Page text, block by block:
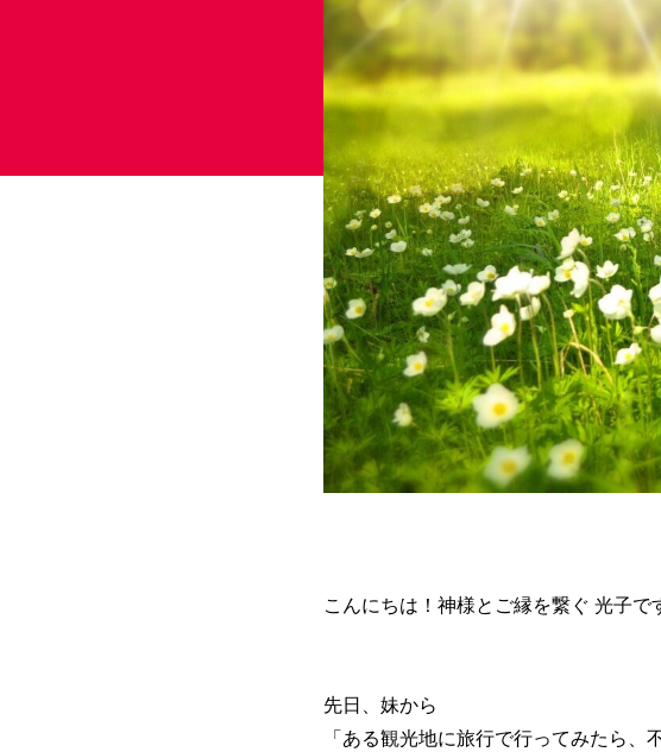
こんにちは！神様とご縁を繋ぐ 光子で
先日、妹から
「ある観光地に旅行で行ってみたら、